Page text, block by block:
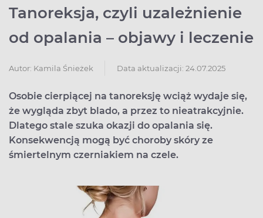
Tanoreksja, czyli uzależnienie
od opalania – objawy i leczenie
Autor: Kamila Śnieżek Data aktualizacji: 24.07.2025
Osobie cierpiącej na tanoreksję wciąż wydaje się,
że wygląda zbyt blado, a przez to nieatrakcyjnie.
Dlatego stale szuka okazji do opalania się.
Konsekwencją mogą być choroby skóry ze
śmiertelnym czerniakiem na czele.